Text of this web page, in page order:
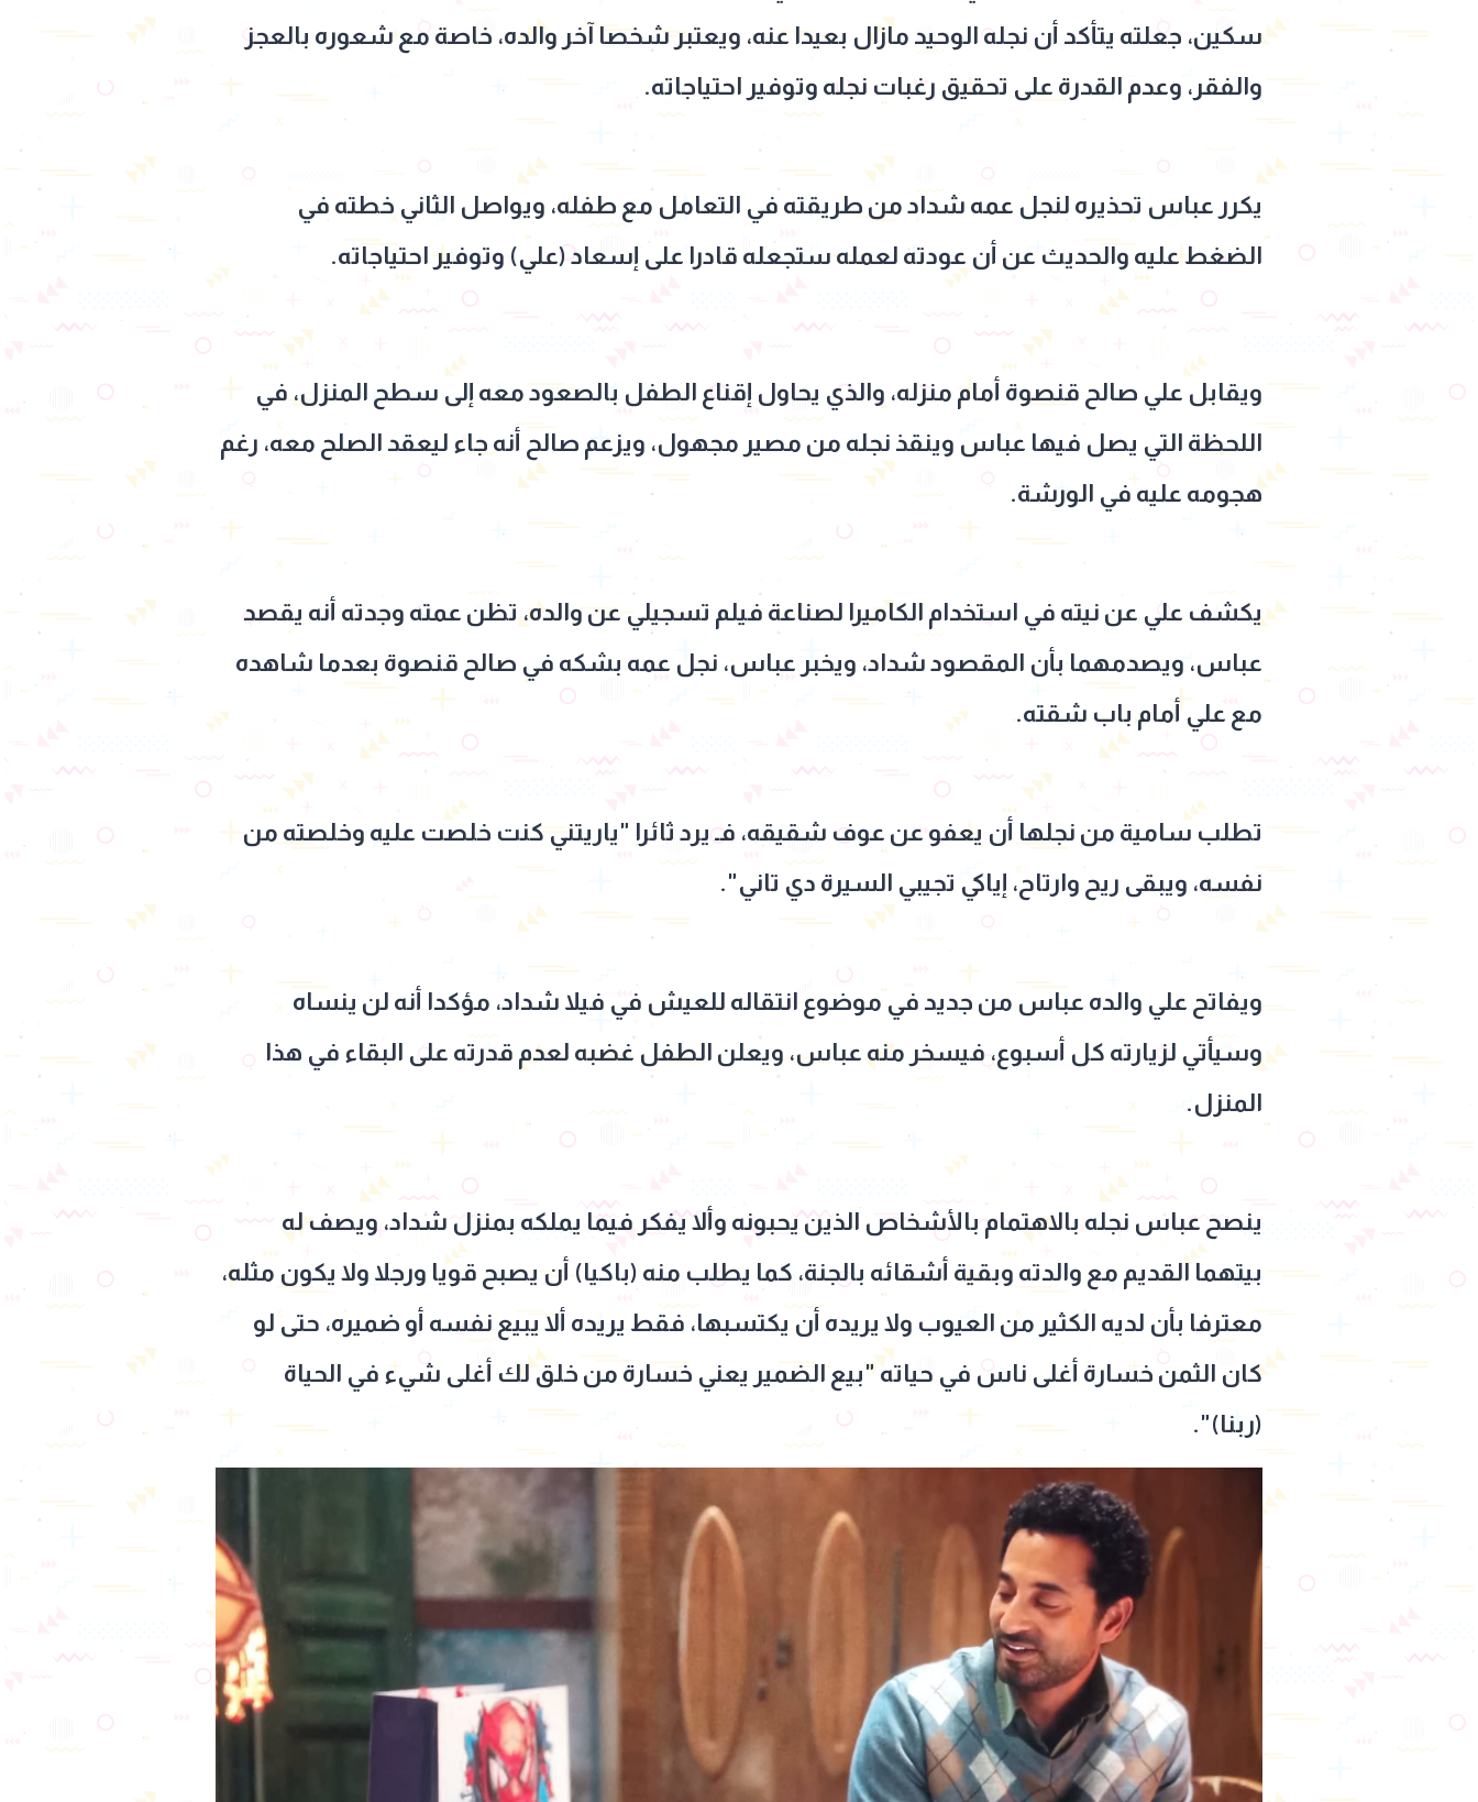
سكين، جعلته يتأكد أن نجله الوحيد مازال بعيدا عنه، ويعتبر شخصا آخر والده، خاصة مع شعوره بالعجز
والفقر، وعدم القدرة على تحقيق رغبات نجله وتوفير احتياجاته.
يكرر عباس تحذيره لنجل عمه شداد من طريقته في التعامل مع طفله، ويواصل الثاني خطته في
الضغط عليه والحديث عن أن عودته لعمله ستجعله قادرا على إسعاد (علي) وتوفير احتياجاته.
ويقابل علي صالح قنصوة أمام منزله، والذي يحاول إقناع الطفل بالصعود معه إلى سطح المنزل، في
اللحظة التي يصل فيها عباس وينقذ نجله من مصير مجهول، ويزعم صالح أنه جاء ليعقد الصلح معه، رغم
هجومه عليه في الورشة.
يكشف علي عن نيته في استخدام الكاميرا لصناعة فيلم تسجيلي عن والده، تظن عمته وجدته أنه يقصد
عباس، ويصدمهما بأن المقصود شداد، ويخبر عباس، نجل عمه بشكه في صالح قنصوة بعدما شاهده
مع علي أمام باب شقته.
تطلب سامية من نجلها أن يعفو عن عوف شقيقه، فـ يرد ثائرا "ياريتني كنت خلصت عليه وخلصته من
نفسه، ويبقى ريح وارتاح، إياكي تجيبي السيرة دي تاني".
ويفاتح علي والده عباس من جديد في موضوع انتقاله للعيش في فيلا شداد، مؤكدا أنه لن ينساه
وسيأتي لزيارته كل أسبوع، فيسخر منه عباس، ويعلن الطفل غضبه لعدم قدرته على البقاء في هذا
المنزل.
ينصح عباس نجله بالاهتمام بالأشخاص الذين يحبونه وألا يفكر فيما يملكه بمنزل شداد، ويصف له
بيتهما القديم مع والدته وبقية أشقائه بالجنة، كما يطلب منه (باكيا) أن يصبح قويا ورجلا ولا يكون مثله،
معترفا بأن لديه الكثير من العيوب ولا يريده أن يكتسبها، فقط يريده ألا يبيع نفسه أو ضميره، حتى لو
كان الثمن خسارة أغلى ناس في حياته "بيع الضمير يعني خسارة من خلق لك أغلى شيء في الحياة
(ربنا)".